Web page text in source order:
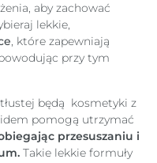
aby zachować
lekkie,
, które zapewniają
przy tym
będą kosmetyki z
pomogą utrzymać
przesuszaniu i
Takie lekkie formuły